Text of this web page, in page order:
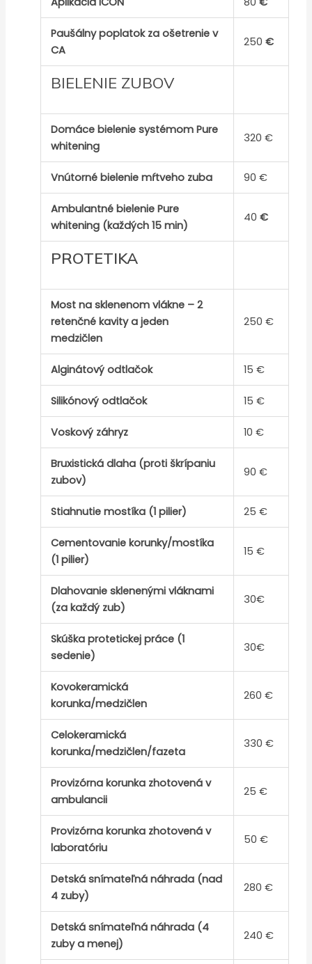
Paušálny poplatok za ošetrenie v
CA
250€
BIELENIE ZUBOV
Domáce bielenie systémom Pure
whitening
320 €
Vnútorné bielenie mŕtveho zuba 90 €
Ambulantné bielenie Pure
whitening (každých 15 min)
40€
PROTETIKA
Most na sklenenom vlákne – 2
retenčné kavity a jeden
medzičlen
250 €
Alginátový odtlačok 15 €
Silikónový odtlačok 15 €
Voskový záhryz 10 €
Bruxistická dlaha (proti škrípaniu
zubov)
90 €
Stiahnutie mostíka (1 pilier) 25 €
Cementovanie korunky/mostíka
(1 pilier)
15 €
Dlahovanie sklenenými vláknami
(za každý zub)
30€
Skúška protetickej práce (1
sedenie)
30€
Kovokeramická
korunka/medzičlen
260 €
Celokeramická
korunka/medzičlen/fazeta
330 €
Provizórna korunka zhotovená v
ambulancii
25 €
Provizórna korunka zhotovená v
laboratóriu
50 €
Detská snímateľná náhrada (nad
4 zuby)
280 €
Detská snímateľná náhrada (4
zuby a menej)
240 €